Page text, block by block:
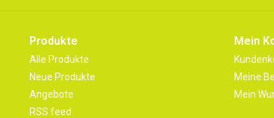
Produkte
Alle Produkte
Neue Produkte
Angebote
RSS feed
Mein
Meine
Mein